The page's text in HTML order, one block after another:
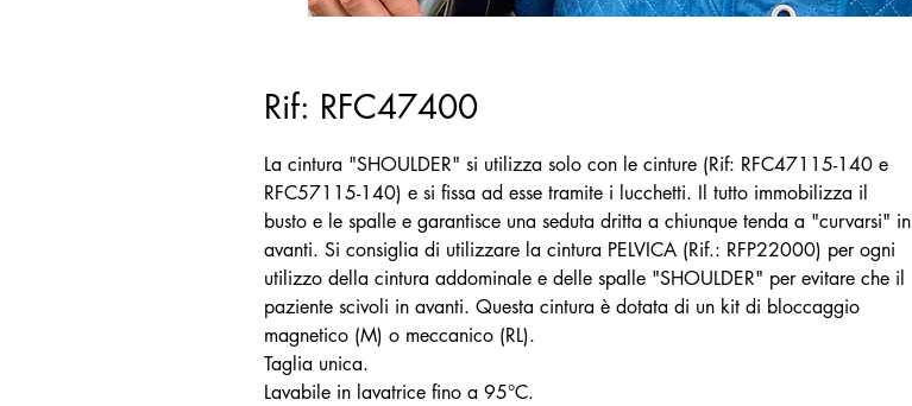
Rif: RFC47400
La cintura "SHOULDER" si utilizza solo con le cinture (Rif: RFC47115-140 e
RFC57115-140) e si fissa ad esse tramite i lucchetti. Il tutto immobilizza il
busto e le spalle e garantisce una seduta dritta a chiunque tenda a "curvarsi" in
avanti. Si consiglia di utilizzare la cintura PELVICA (Rif.: RFP22000) per ogni
utilizzo della cintura addominale e delle spalle "SHOULDER" per evitare che il
paziente scivoli in avanti. Questa cintura è dotata di un kit di bloccaggio
magnetico (M) o meccanico (RL).
Taglia unica.
Lavabile in lavatrice fino a 95°C.